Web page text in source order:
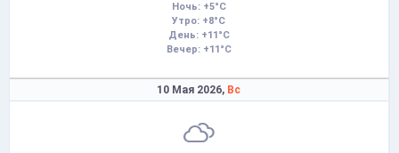
Ночь: +5°C
Утро: +8°C
День: +11°C
Вечер: +11°C
10 Мая 2026, Вс